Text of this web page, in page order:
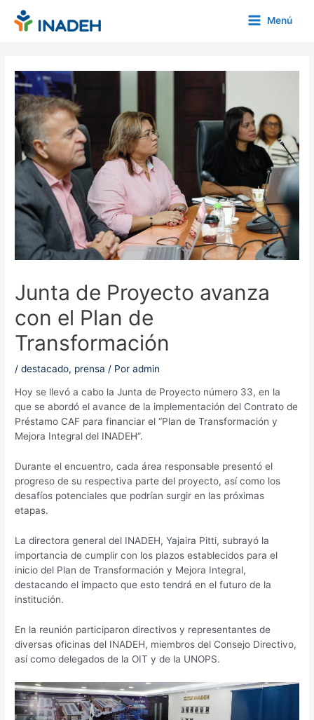
Menú
Junta de Proyecto avanza
con el Plan de
Transformación
/destacado, prensa / Poradmin
Hoy se llevó a cabo la Junta de Proyecto número 33, en la
que se abordó el avance de la implementación del Contrato de
Préstamo CAF para financiar el “Plan de Transformación y
Mejora Integral del INADEH”.
Durante el encuentro, cada área responsable presentó el
progreso de su respectiva parte del proyecto, así como los
desafíos potenciales que podrían surgir en las próximas
etapas.
La directora general del INADEH, Yajaira Pitti, subrayó la
importancia de cumplir con los plazos establecidos para el
inicio del Plan de Transformación y Mejora Integral,
destacando el impacto que esto tendrá en el futuro de la
institución.
En la reunión participaron directivos y representantes de
diversas oficinas del INADEH, miembros del Consejo Directivo,
así como delegados de la OIT y de la UNOPS.